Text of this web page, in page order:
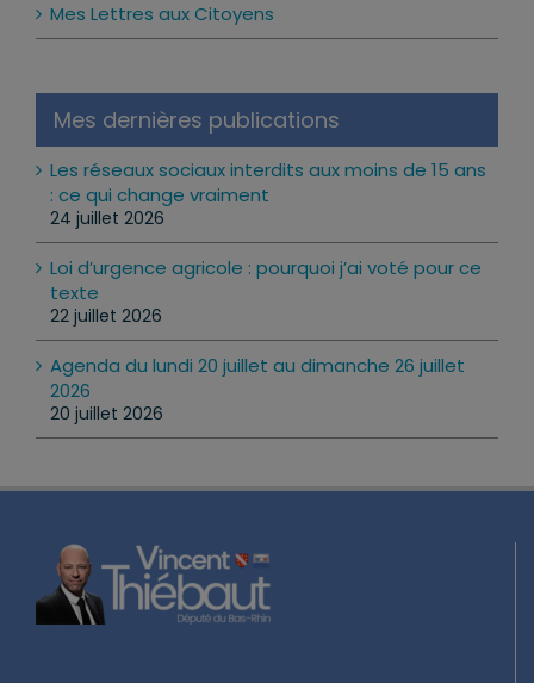
Mes Lettres aux Citoyens
Mes dernières publications
Les réseaux sociaux interdits aux moins de 15 ans
: ce qui change vraiment
24 juillet 2026
Loi d’urgence agricole : pourquoi j’ai voté pour ce
texte
22 juillet 2026
Agenda du lundi 20 juillet au dimanche 26 juillet
2026
20 juillet 2026